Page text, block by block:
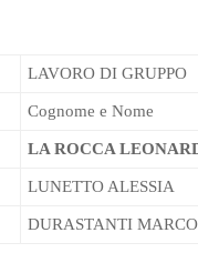
LAVORO DI GRUPPO
Cognome e Nome
LA ROCCA
LUNETTO ALESSIA
DURASTANTI MARCO